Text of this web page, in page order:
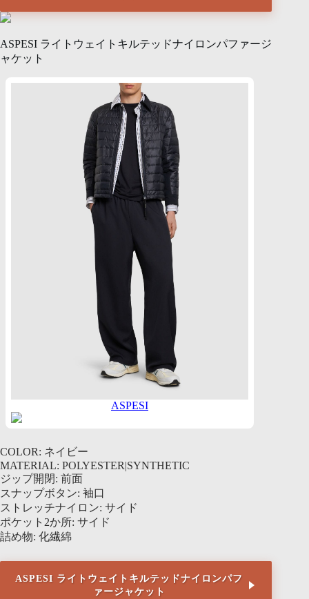
ASPESI ライトウェイトキルテッドナイロンパファージ
ャケット
ASPESI
COLOR: ネイビー
MATERIAL: POLYESTER|SYNTHETIC
ジップ開閉: 前面
スナップボタン: 袖口
ストレッチナイロン: サイド
ポケット2か所: サイド
詰め物: 化繊綿
ASPESI ライトウェイトキルテッドナイロンパフ
ァージャケット